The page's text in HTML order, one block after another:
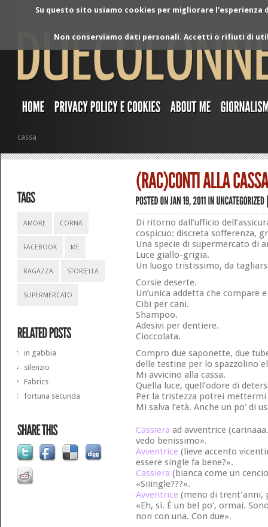
Su questo sito usiamo cookies per migliorare
Non conserviamo dati personali. Accetti o rifiuti di
cassa
AMORE CORNA
FACEBOOK ME
RAGAZZA STORIELLA
SUPERMERCATO
in gabbia
silenzio
Fabrics
fortuna secunda
Di ritorno dall’ufficio
cospicuo: discreta sofferenza,
Una specie di supermercato di
Luce giallo-grigia.
Un luogo tristissimo, da
Corsie deserte.
Un’unica addetta che compare
Cibi per cani.
Shampoo.
Adesivi per dentiere.
Cioccolata.
Compro due saponette, due
delle testine per lo spazzolino
Mi avvicino alla cassa.
Quella luce, quell’odore di
Per la tristezza potrei mettermi
Mi salva l’età. Anche un po’ di
Cassiera ad avventrice
vedo benissimo».
Avventrice (lieve accento
essere single fa bene?».
Cassiera (bianca come un
«Siiingle???».
Avventrice (meno di trent’anni,
«Eh, sì. È un bel po’, ormai.
non con una. Con due».